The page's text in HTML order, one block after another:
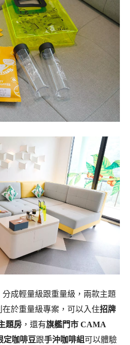
分成輕量級跟重量級，兩款主題
於重量級專案，可以入住招牌
題房 ，還有旗艦門市 CAMA
定咖啡豆跟手沖咖啡組可以體驗